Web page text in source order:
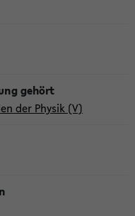
der Physik (V)